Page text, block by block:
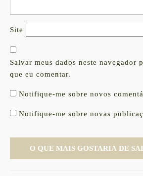
Site
Salvar meus dados neste navegador
que eu comentar.
Notifique-me sobre novos
Notifique-me sobre novas